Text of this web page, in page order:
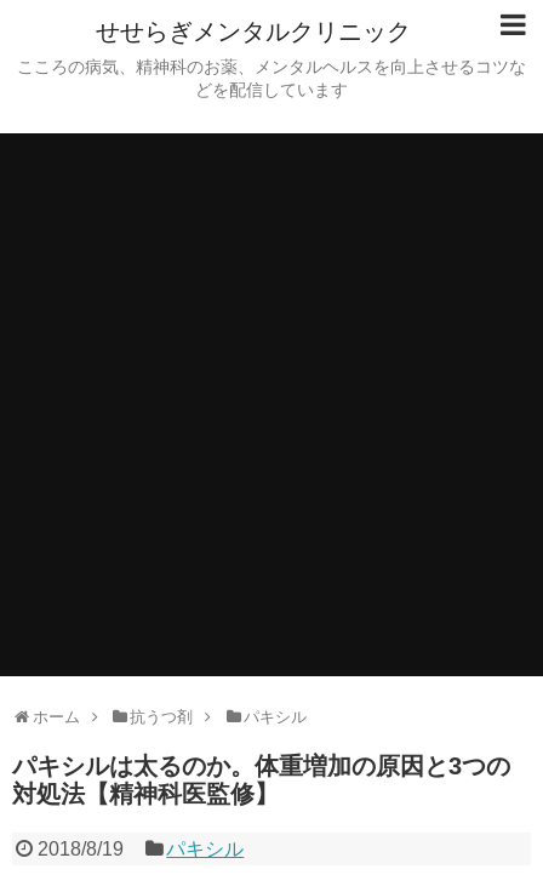
せせらぎメンタルクリニック
こころの病気、精神科のお薬、メンタルヘルスを向上させるコツな
どを配信しています
ホーム 抗うつ剤 パキシル
パキシルは太るのか。体重増加の原因と3つの
対処法【精神科医監修】
2018/8/19 パキシル